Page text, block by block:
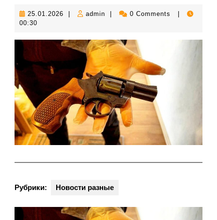
25.01.2026 25.01.2026
admin admin 0 Comments
00:30
Рубрики: Новости разные